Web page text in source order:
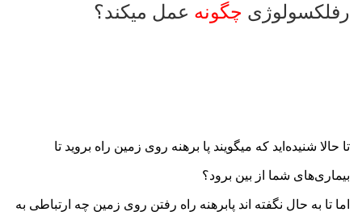
رفلکسولوژی چگونه عمل میکند؟
تا حالا شنیده‌اید که میگویند پا برهنه روی زمین راه بروید تا
بیماری‌های شما از بین برود؟
اما تا به حال نگفته اند پابرهنه راه رفتن روی زمین چه ارتباطی به